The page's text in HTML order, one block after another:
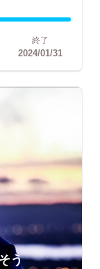
終了
2024/01/31
う